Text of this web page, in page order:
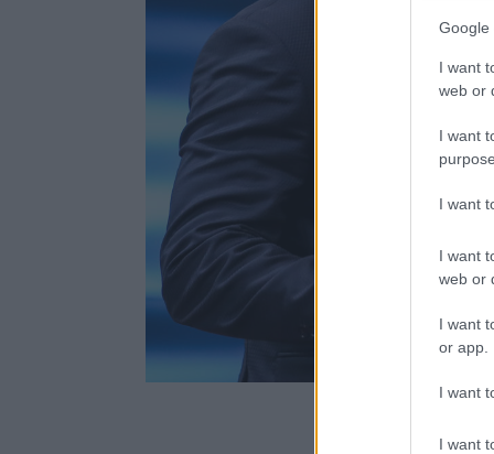
Google
I want
web or
I want
I want
I want
web or
I want
or app.
I want
I want